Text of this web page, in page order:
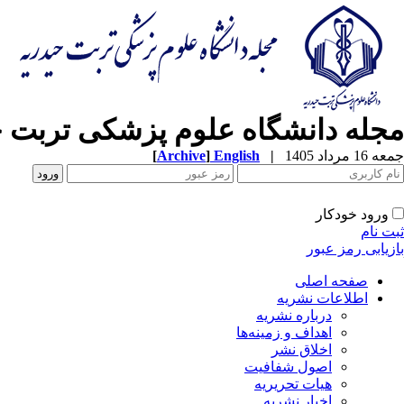
مجله دانشگاه علوم پزشکی تربت
جمعه 16 مرداد 1405 |
English
[Archive]
ورود خودکار
ثبت نام
بازیابی رمز عبور
صفحه اصلی
اطلاعات نشریه
درباره نشریه
اهداف و زمینه‌ها
اخلاق نشر
اصول شفافیت
هیات تحریریه
اخبار نشریه